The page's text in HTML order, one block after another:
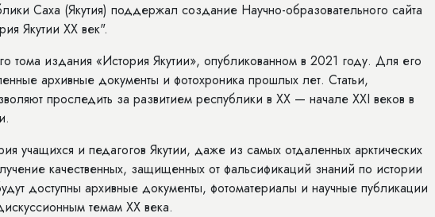
Саха (Якутия) поддержал создание Научно-образовательного сайта
Якутии ХХ век".
тома издания «История Якутии», опубликованном в 2021 году. Для его
архивные документы и фотохроника прошлых лет. Статьи,
проследить за развитием республики в ХХ — начале XXI веков в
учащихся и педагогов Якутии, даже из самых отдаленных арктических
качественных, защищенных от фальсификаций знаний по истории
доступны архивные документы, фотоматериалы и научные публикации
темам XX века.